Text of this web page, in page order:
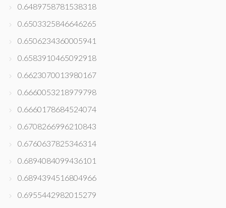
0.6489758781538318
0.6503325846646265
0.6506234360005941
0.6583910465092918
0.6623070013980167
0.6660053218979798
0.6660178684524074
0.6708266996210843
0.6760637825346314
0.6894084099436101
0.6894394516804966
0.6955442982015279